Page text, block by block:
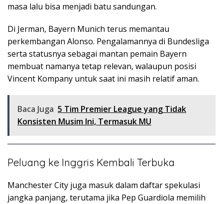
masa lalu bisa menjadi batu sandungan.
Di Jerman, Bayern Munich terus memantau
perkembangan Alonso. Pengalamannya di Bundesliga
serta statusnya sebagai mantan pemain Bayern
membuat namanya tetap relevan, walaupun posisi
Vincent Kompany untuk saat ini masih relatif aman.
Baca Juga 5 Tim Premier League yang Tidak
Konsisten Musim Ini, Termasuk MU
Peluang ke Inggris Kembali Terbuka
Manchester City juga masuk dalam daftar spekulasi
jangka panjang, terutama jika Pep Guardiola memilih